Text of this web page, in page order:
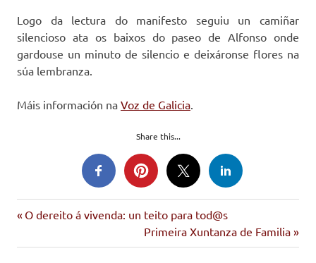
Logo da lectura do manifesto seguiu un camiñar
silencioso ata os baixos do paseo de Alfonso onde
gardouse un minuto de silencio e deixáronse flores na
súa lembranza.
Máis información na Voz de Galicia
Share this...
Navegación
de
Entrada
O dereito á vivenda: un teito para tod@s
Siguiente
entrada:
Primeira Xuntanza de Familia